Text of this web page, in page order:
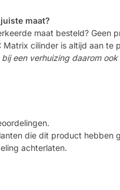
maat?
maat besteld? Geen
Matrix cilinder is altijd aan te
een verhuizing daarom
die dit product hebben
achterlaten.